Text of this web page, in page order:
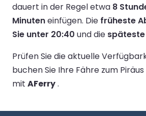
dauert in der Regel etwa 8
Minuteneinfügen. Die früheste
Sie unter 20:40 und die
Prüfen Sie die aktuelle
buchen Sie Ihre Fähre zum
mit AFerry.